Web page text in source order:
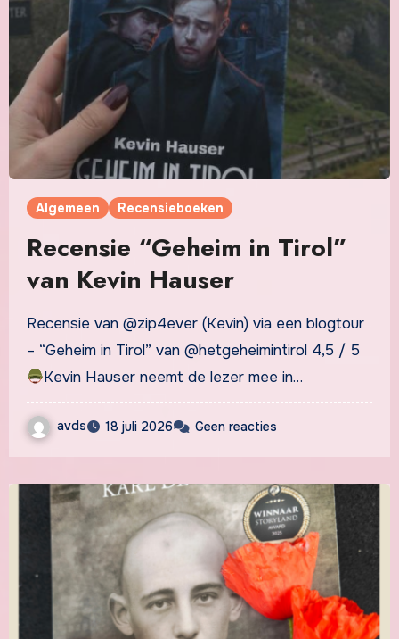
Algemeen Recensieboeken
Recensie “Geheim in Tirol”
van Kevin Hauser
Recensie van @zip4ever (Kevin) via een blogtour
– “Geheim in Tirol” van @hetgeheimintirol 4,5 / 5
Kevin Hauser neemt de lezer mee in…
avds 18 juli 2026 Geen reacties